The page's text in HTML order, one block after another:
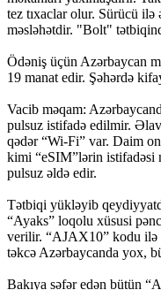
tez tıxaclar olur. Sürücü ilə
məsləhətdir. "Bolt"
Ödəniş üçün Azərbaycan
19 manat edir. Şəhərdə
Vacib məqam:
pulsuz istifadə edilmir.
qədər “Wi-Fi” var. Daim
kimi “eSIM”lərin istifadəsi
pulsuz əldə edir.
Tətbiqi yükləyib
“Ayaks” loqolu xüsusi
verilir. “AJAX10” kodu ilə
təkcə Azərbaycanda yox,
Bakıya səfər edən bütün